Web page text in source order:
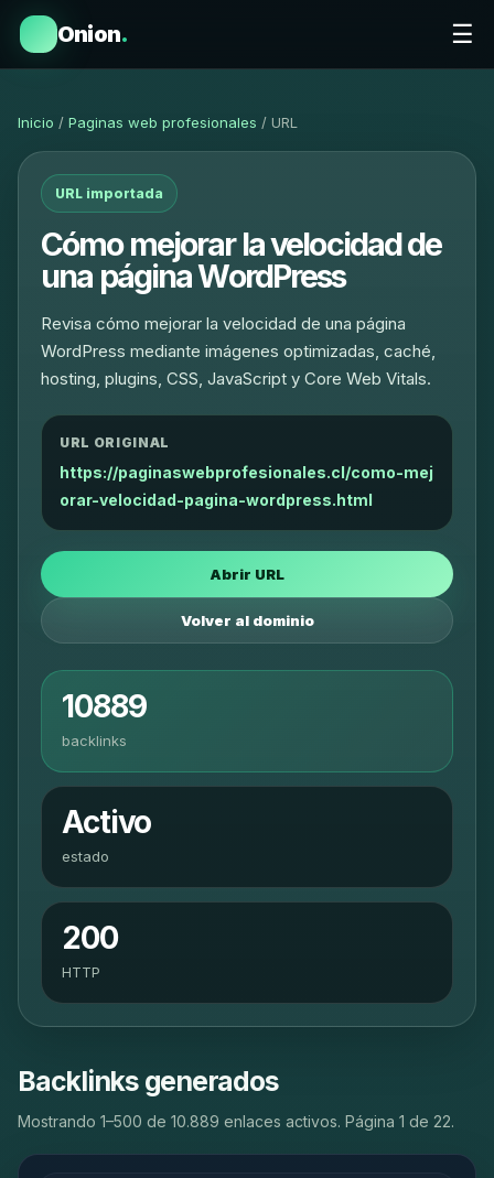
Onion. ☰
Inicio / Paginas web profesionales / URL
URL importada
Cómo mejorar la velocidad de
una página WordPress
Revisa cómo mejorar la velocidad de una página
WordPress mediante imágenes optimizadas, caché,
hosting, plugins, CSS, JavaScript y Core Web Vitals.
URL ORIGINAL
https://paginaswebprofesionales.cl/como-mej
orar-velocidad-pagina-wordpress.html
Abrir URL
Volver al dominio
10889
backlinks
Activo
estado
200
HTTP
Backlinks generados
Mostrando 1–500 de 10.889 enlaces activos. Página 1 de 22.